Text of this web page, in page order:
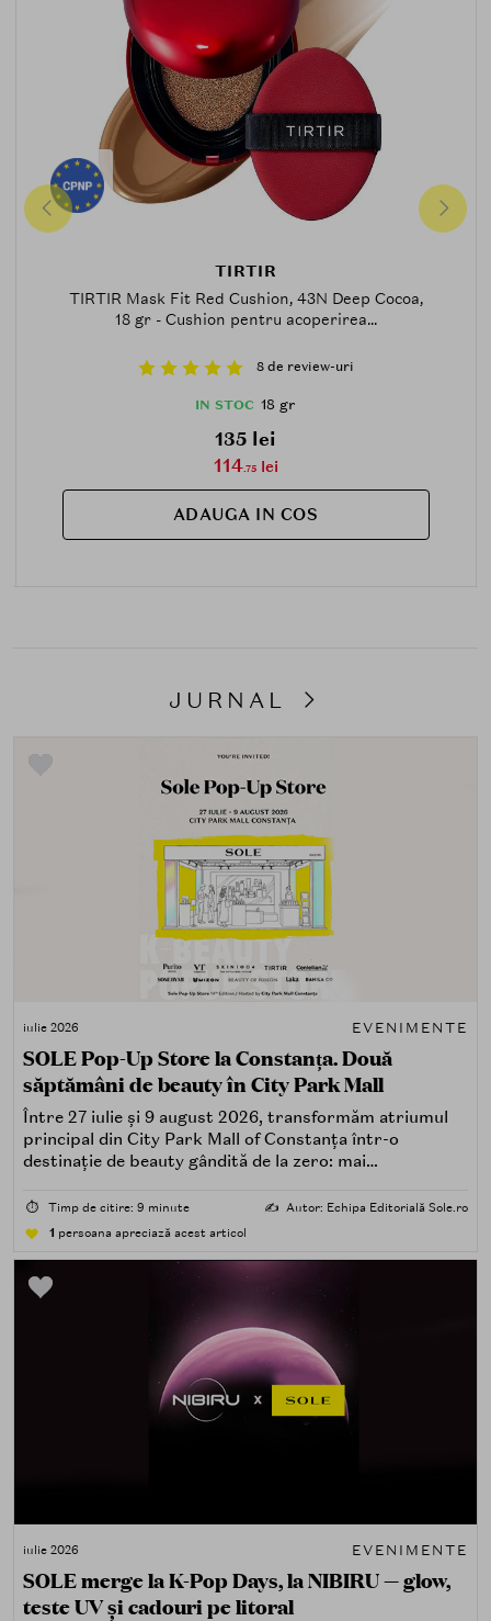
TIRTIR
TIRTIR Mask Fit Red Cushion, 43N Deep Cocoa,
18 gr - Cushion pentru acoperirea...
8 de review-uri
IN STOC 18 gr
135 lei
114.75lei
ADAUGA IN COS
JURNAL
iulie 2026 EVENIMENTE
SOLE Pop-Up Store la Constanța. Două
săptămâni de beauty în City Park Mall
Între 27 iulie și 9 august 2026, transformăm atriumul
principal din City Park Mall of Constanța într-o
destinație de beauty gândită de la zero: mai
care îți place, de fapt, să descoperi produse — testând,
atingând, comparând, întrebând.
⏱️ Timp de citire: 9 minute ✍️ Autor: Echipa Editorială Sole.ro
1 persoana apreciază acest articol
iulie 2026 EVENIMENTE
SOLE merge la K-Pop Days, la NIBIRU — glow,
teste UV și cadouri pe litoral